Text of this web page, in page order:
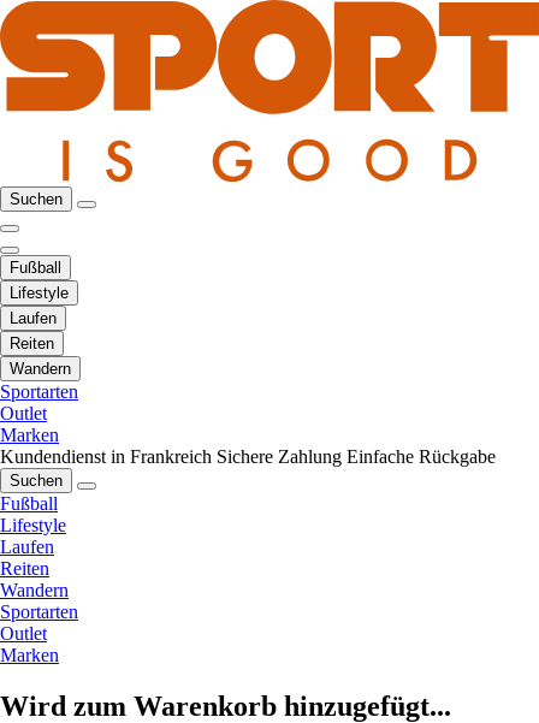
Suchen
Fußball
Lifestyle
Laufen
Reiten
Wandern
Sportarten
Outlet
Marken
Kundendienst in Frankreich Sichere Zahlung Einfache Rückgabe
Suchen
Fußball
Lifestyle
Laufen
Reiten
Wandern
Sportarten
Outlet
Marken
Wird zum Warenkorb hinzugefügt...